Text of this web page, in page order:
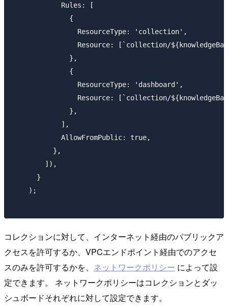
            Rules: [
              {
                ResourceType: 'collection',
Resource: [`collection/
              },
              {
                ResourceType: 'dashboard',
Resource: [`collection/
              },
            ],
            AllowFromPublic: true,
          },
        ]),
      }
    );
コレクションに対して、インターネット経由のパブリックア
クセスを許可するか、VPCエンドポイント経由でのアクセ
スのみを許可するかを、 ネットワークポリシー によって設
定できます。 ネットワークポリシーはコレクションとダッ
シュボードそれぞれに対して設定できます。